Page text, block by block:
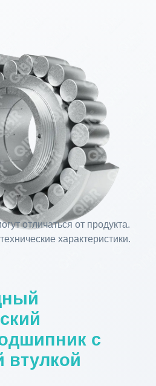
отличаться от продукта.
характеристики.
с